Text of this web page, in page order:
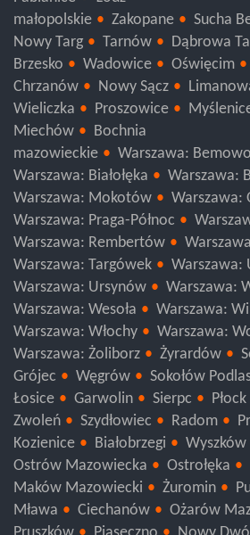
Pabianice
Łódź
małopolskie
Zakopane
Sucha
Nowy Targ
Tarnów
Dąbrowa
Brzesko
Wadowice Oświęcim
Chrzanów
Nowy Sącz Limanowa
Wieliczka
Proszowice Myślenice
Miechów
Bochnia
mazowieckie
Warszawa: Bemowo
Warszawa: Białołęka
Warszawa:
Warszawa: Mokotów
Warszawa:
Warszawa: Praga-Północ
Warszawa: Rembertów
Warszawa: Targówek
Warszawa:
Warszawa: Ursynów
Warszawa:
Warszawa: Wesoła
Warszawa:
Warszawa: Włochy
Warszawa:
Warszawa: Żoliborz
Żyrardów
Grójec
Węgrów Sokołów
Łosice
Garwolin Sierpc Płock
Zwoleń
Szydłowiec Radom
Kozienice
Białobrzegi Wyszków
Ostrów Mazowiecka
Ostrołęka
Maków Mazowiecki
Żuromin
Mława
Ciechanów
Ożarów